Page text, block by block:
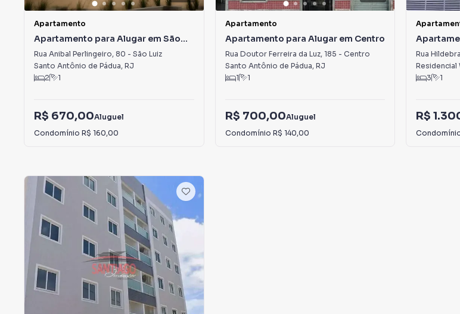
Apartamento
Apartamento para Alugar em São
Luiz
Rua Anibal Perlingeiro, 80 - São Luiz
Santo Antônio de Pádua, RJ
2
1
R$ 670,00Aluguel
Condomínio R$ 160,00
Apartamento
Apartamento para Alugar em Centro
Rua Doutor Ferreira da Luz, 185 - Centro
Santo Antônio de Pádua, RJ
1
1
R$ 700,00Aluguel
Condomínio R$ 140,00
Ferreira
Rua
Residencial
3
1
R$